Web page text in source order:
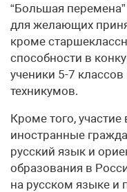
“Большая
для желающих
кроме
способности в
ученики 5-7
техникумов.
Кроме того, участие
иностранные
русский язык и
образования в
на русском языке и